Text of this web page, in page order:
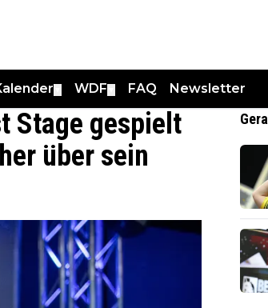
WDF FAQ Newsletter
Stage gespielt
über sein